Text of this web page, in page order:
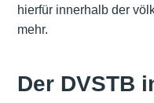
hierfür innerhalb der
mehr.
Der DVSTB